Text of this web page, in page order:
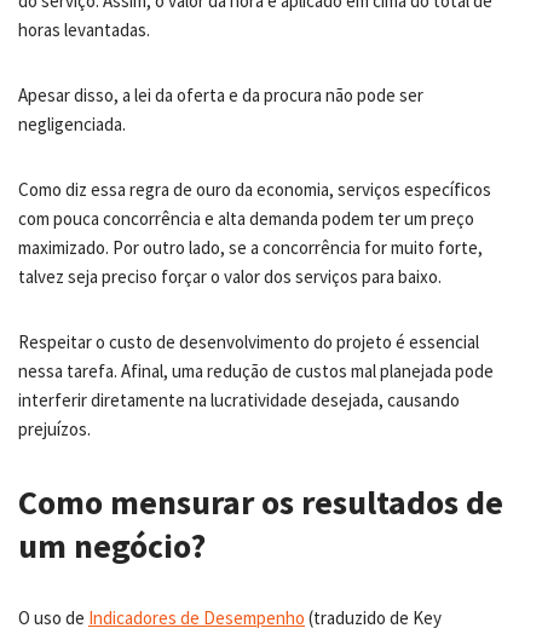
horas levantadas.
Apesar disso, a lei da oferta e da procura não pode ser
negligenciada.
Como diz essa regra de ouro da economia, serviços específicos
com pouca concorrência e alta demanda podem ter um preço
maximizado. Por outro lado, se a concorrência for muito forte,
talvez seja preciso forçar o valor dos serviços para baixo.
Respeitar o custo de desenvolvimento do projeto é essencial
nessa tarefa. Afinal, uma redução de custos mal planejada pode
interferir diretamente na lucratividade desejada, causando
prejuízos.
Como mensurar os resultados de
um negócio?
O uso de Indicadores de Desempenho (traduzido de Key